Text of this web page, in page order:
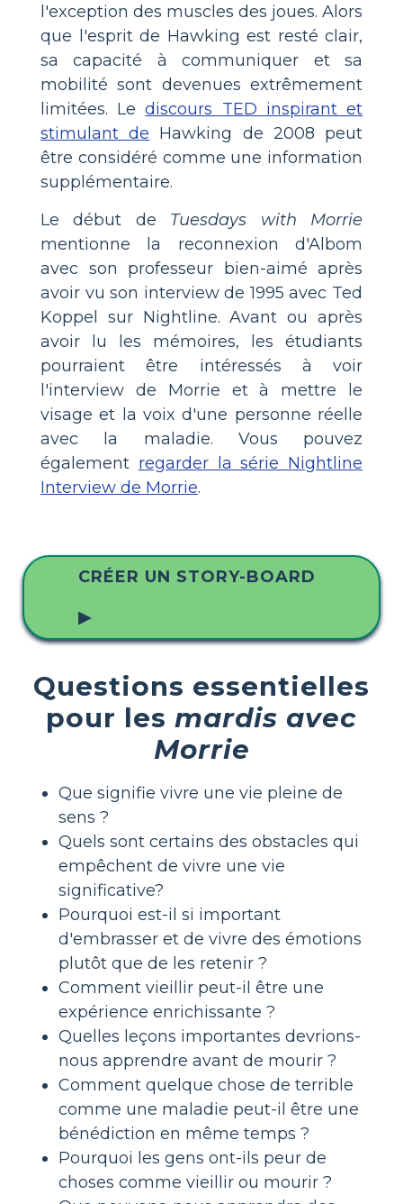
l'exception des muscles des joues. Alors
que l'esprit de Hawking est resté clair,
sa capacité à communiquer et sa
mobilité sont devenues extrêmement
limitées. Lediscours TED inspirant et
stimulant de Hawking de 2008 peut
être considéré comme une information
supplémentaire.
Le début de Tuesdays with Morrie
mentionne la reconnexion d'Albom
avec son professeur bien-aimé après
avoir vu son interview de 1995 avec Ted
Koppel sur Nightline. Avant ou après
avoir lu les mémoires, les étudiants
pourraient être intéressés à voir
l'interview de Morrie et à mettre le
visage et la voix d'une personne réelle
avec la maladie. Vous pouvez
également regarder la série Nightline
Interview de Morrie.
CRÉER UN STORY-BOARD
▶
Questions essentielles
pour les mardis avec
Morrie
Que signifie vivre une vie pleine de
sens ?
Quels sont certains des obstacles qui
empêchent de vivre une vie
significative?
Pourquoi est-il si important
d'embrasser et de vivre des émotions
plutôt que de les retenir ?
Comment vieillir peut-il être une
expérience enrichissante ?
Quelles leçons importantes devrions-
nous apprendre avant de mourir ?
Comment quelque chose de terrible
comme une maladie peut-il être une
bénédiction en même temps ?
Pourquoi les gens ont-ils peur de
choses comme vieillir ou mourir ?